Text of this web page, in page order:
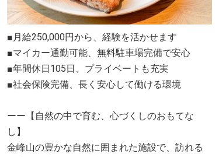
■月給250,000円から、経験を活かせます
■マイカー通勤可能、無料駐車場完備で安心
■年間休日105日、プライベートも充実
■社会保険完備、長く安心して働ける環境
ーー【自然の中で育む、心づくしのおもてな
し】
金峰山の豊かな自然に囲まれた施設で、訪れる